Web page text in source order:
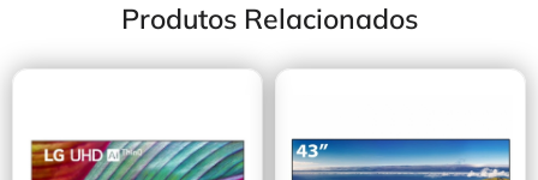
Produtos Relacionados